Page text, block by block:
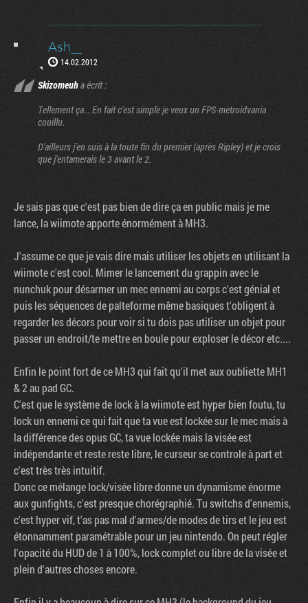
Ash__
14.02.2012
Skizomeuha écrit :
Tellement ça... En fait c'est simple je veux un FPS-metroidvania
couillu.
D'ailleurs j'en suis à la toute fin du premier (après Ripley) et je crois
que j'entamerais le 3 avant le 2.
Je sais pas que c'est pas bien de dire ça en public mais je me
lance, la wiimote apporte énormément à MH3.
J'assume ce que je vais dire mais utiliser les objets en utilisant la
wiimote c'est cool. Mimer le lancement du grappin avec le
nunchuk pour désarmer un mec ennemi au corps c'est génial et
puis les séquences de palteforme même basiques t'obligent à
regarder les décors pour voir si tu dois pas utiliser un objet pour
passer un endroit/te mettre en boule pour exploser le décor etc....
Enfin le point fort de ce MH3 qui fait qu'il met aux oubliette MH1
& 2 au pad GC.
C'est que le système de lock à la wiimote est hyper bien foutu, tu
lock un ennemi ce qui fait que ta vue est lockée sur le mec mais à
la différence des opus GC, ta vue lockée mais la visée est
indépendante et reste reste libre, le curseur se controle à part et
c'est très très intuitif.
Donc ce mélange lock/visée libre donne un dynamisme énorme
aux gunfights, c'est presque chorégraphié. Tu switchs d'ennemis,
c'est hyper vif, t'as pas mal d'armes/de modes de tirs et le jeu est
étonnamment paramétrable pour un jeu nintendo. On peut régler
l'opacité du HUD de 1 à 100%, lock complet ou libre de la visée et
plein d'autres choses encore.